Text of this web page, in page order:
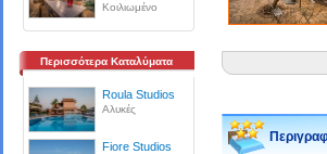
Κοιλιωμένο
Περισσότερα Καταλύματα
Roula Studios
Αλυκές
Fiore Studios